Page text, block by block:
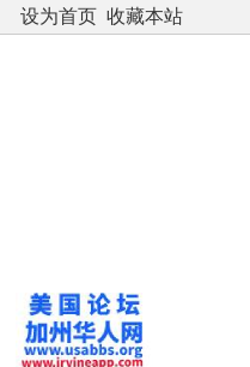
设为首页 收藏本站